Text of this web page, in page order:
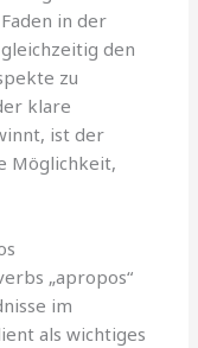
in der
den
zu
klare
ist der
Möglichkeit,
„apropos“
im
als wichtiges